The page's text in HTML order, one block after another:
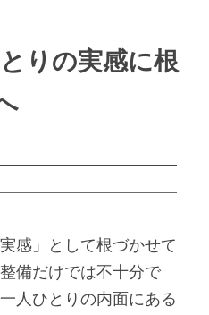
りの実感に根
感」として根づかせて
備だけでは不十分で
人ひとりの内面にある